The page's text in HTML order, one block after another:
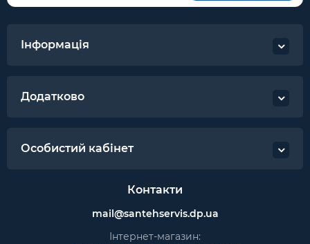
Інформація
Додатково
Особистий кабінет
Контакти
mail@santehservis.dp.ua
Інтернет-магазин: